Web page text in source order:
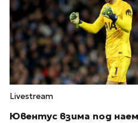
Livestream
Ювентус взима под